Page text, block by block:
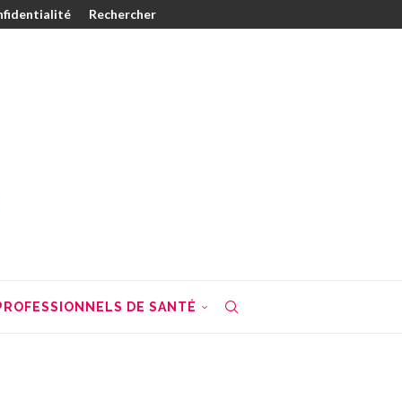
Rechercher
DE SANTÉ